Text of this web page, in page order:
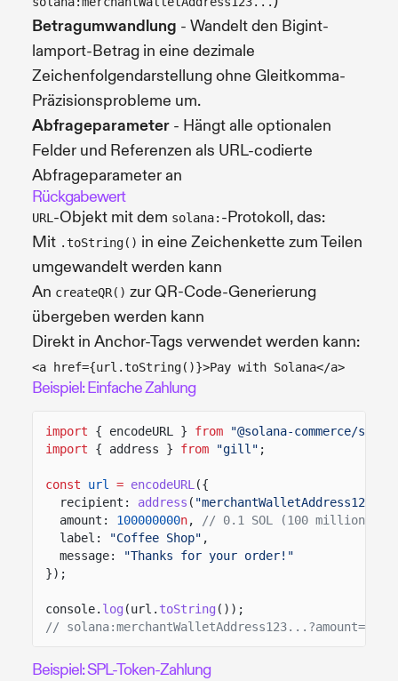
Betragumwandlung - Wandelt den Bigint-
lamport-Betrag in eine dezimale
Zeichenfolgendarstellung ohne Gleitkomma-
Präzisionsprobleme um.
Abfrageparameter - Hängt alle optionalen
Felder und Referenzen als URL-codierte
Abfrageparameter an
Rückgabewert
URL -Objekt mit dem solana: -Protokoll, das:
Mit .toString() in eine Zeichenkette zum Teilen
umgewandelt werden kann
An createQR() zur QR-Code-Generierung
übergeben werden kann
Direkt in Anchor-Tags verwendet werden kann:
<a href={url.toString()}>Pay with Solana</a>
Beispiel: Einfache Zahlung
import { encodeURL } from
"@solana-commerce/
import
{ address } from "gill" ;
const url = encodeURL ({
recipient:
address (
amount:
100000000n,
// 0.1 SOL (100 million
label:
"Coffee Shop" ,
message:
"Thanks for your order!"
});
console. log (url. toString ());
//
Beispiel: SPL-Token-Zahlung